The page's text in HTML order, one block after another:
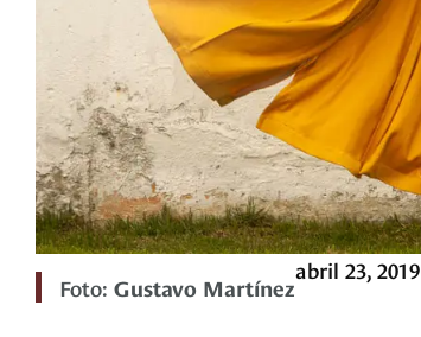
Foto: Gustavo Martínez
abril 23, 2019